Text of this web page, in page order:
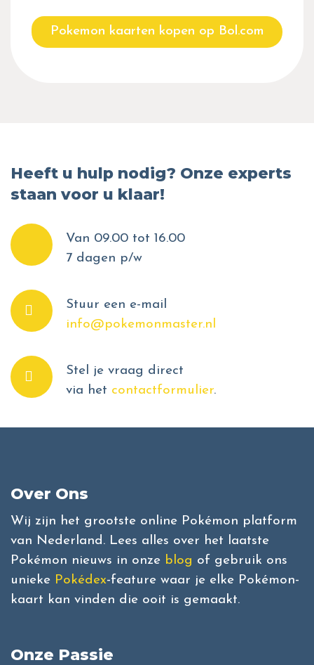
Pokemon kaarten kopen op Bol.com
Heeft u hulp nodig? Onze experts
staan voor u klaar!
Van 09.00 tot 16.00
7 dagen p/w
Stuur een e-mail
info@pokemonmaster.nl
Stel je vraag direct
via het contactformulier.
Over Ons
Wij zijn het grootste online Pokémon platform
van Nederland. Lees alles over het laatste
Pokémon nieuws in onze blog of gebruik ons
unieke Pokédex-feature waar je elke Pokémon-
kaart kan vinden die ooit is gemaakt.
Onze Passie